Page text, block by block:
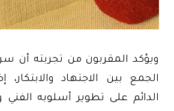
ويؤكد المقربون من تجربته أن
الجمع بين الاجتهاد
الدائم على تطوير أسلوبه